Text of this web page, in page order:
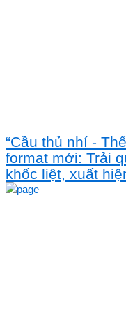
“Cầu thủ nhí -
format mới: Trải
khốc liệt, xuất